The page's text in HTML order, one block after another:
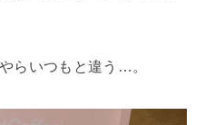
らいつもと違う…。